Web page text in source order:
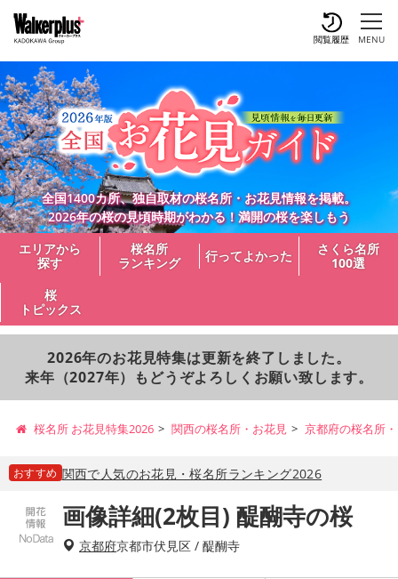
MENU
閲覧履歴
全国1400カ所、独自取材の桜名所・お花見情報を掲載。
2026年の桜の見頃時期がわかる！満開の桜を楽しもう
エリアから
探す
桜名所
ランキング
行ってよかった
さくら名所
100選
桜
トピックス
2026年のお花見特集は更新を終了しました。
来年（2027年）もどうぞよろしくお願い致します。
桜名所 お花見特集2026 関西の桜名所・お花見 京都府の桜名所
おすすめ 関西で人気のお花見・桜名所ランキング2026
画像詳細(2枚目) 醍醐寺の桜
京都府京都市伏見区 / 醍醐寺